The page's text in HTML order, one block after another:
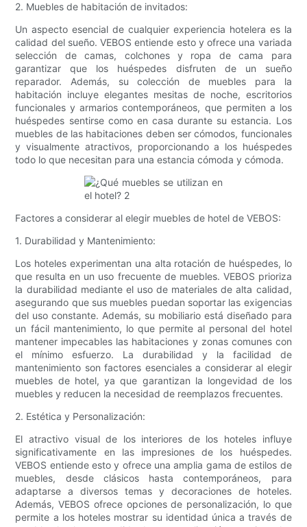
2. Muebles de habitación de invitados:
Un aspecto esencial de cualquier experiencia hotelera es la
calidad del sueño. VEBOS entiende esto y ofrece una variada
selección de camas, colchones y ropa de cama para
garantizar que los huéspedes disfruten de un sueño
reparador. Además, su colección de muebles para la
habitación incluye elegantes mesitas de noche, escritorios
funcionales y armarios contemporáneos, que permiten a los
huéspedes sentirse como en casa durante su estancia. Los
muebles de las habitaciones deben ser cómodos, funcionales
y visualmente atractivos, proporcionando a los huéspedes
todo lo que necesitan para una estancia cómoda y cómoda.
Factores a considerar al elegir muebles de hotel de VEBOS:
1. Durabilidad y Mantenimiento:
Los hoteles experimentan una alta rotación de huéspedes, lo
que resulta en un uso frecuente de muebles. VEBOS prioriza
la durabilidad mediante el uso de materiales de alta calidad,
asegurando que sus muebles puedan soportar las exigencias
del uso constante. Además, su mobiliario está diseñado para
un fácil mantenimiento, lo que permite al personal del hotel
mantener impecables las habitaciones y zonas comunes con
el mínimo esfuerzo. La durabilidad y la facilidad de
mantenimiento son factores esenciales a considerar al elegir
muebles de hotel, ya que garantizan la longevidad de los
muebles y reducen la necesidad de reemplazos frecuentes.
2. Estética y Personalización:
El atractivo visual de los interiores de los hoteles influye
significativamente en las impresiones de los huéspedes.
VEBOS entiende esto y ofrece una amplia gama de estilos de
muebles, desde clásicos hasta contemporáneos, para
adaptarse a diversos temas y decoraciones de hoteles.
Además, VEBOS ofrece opciones de personalización, lo que
permite a los hoteles mostrar su identidad única a través de